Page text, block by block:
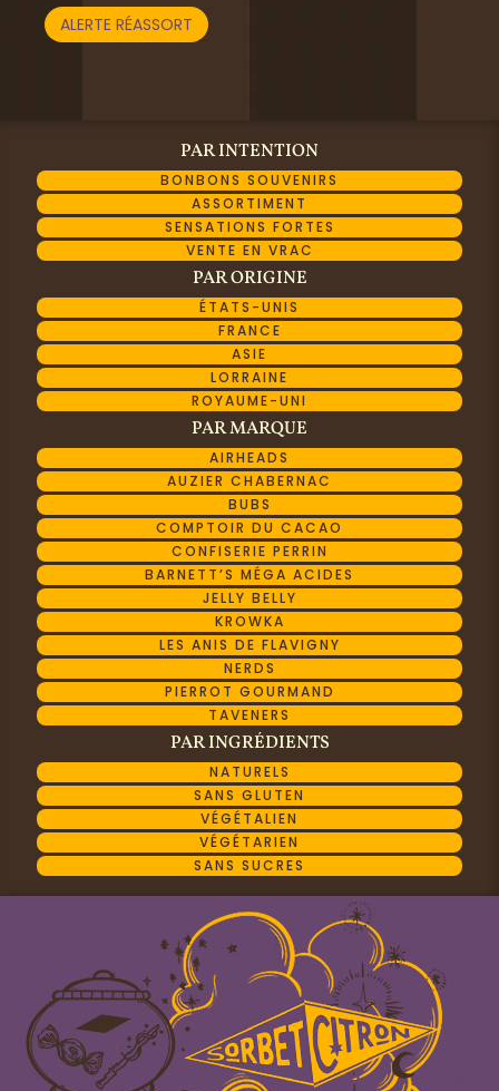
ALERTE RÉASSORT
PAR INTENTION
BONBONS SOUVENIRS
ASSORTIMENT
SENSATIONS FORTES
VENTE EN VRAC
PAR ORIGINE
ÉTATS-UNIS
FRANCE
ASIE
LORRAINE
ROYAUME-UNI
PAR MARQUE
AIRHEADS
AUZIER CHABERNAC
BUBS
COMPTOIR DU CACAO
CONFISERIE PERRIN
BARNETT’S MÉGA ACIDES
JELLY BELLY
KROWKA
LES ANIS DE FLAVIGNY
NERDS
PIERROT GOURMAND
TAVENERS
PAR INGRÉDIENTS
NATURELS
SANS GLUTEN
VÉGÉTALIEN
VÉGÉTARIEN
SANS SUCRES